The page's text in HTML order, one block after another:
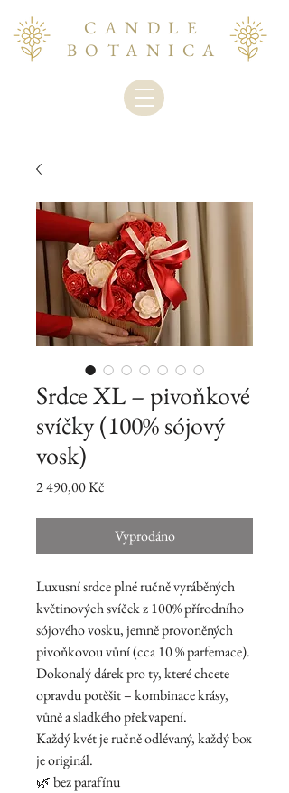
CANDLE
BOTANICA
Srdce XL – pivoňkové
svíčky (100% sójový
vosk)
2 490,00 Kč
Vyprodáno
Luxusní srdce plné ručně vyráběných
květinových svíček z 100% přírodního
sójového vosku, jemně provoněných
pivoňkovou vůní (cca 10 % parfemace).
Dokonalý dárek pro ty, které chcete
opravdu potěšit – kombinace krásy,
vůně a sladkého překvapení.
Každý květ je ručně odlévaný, každý box
je originál.
🌿 bez parafínu